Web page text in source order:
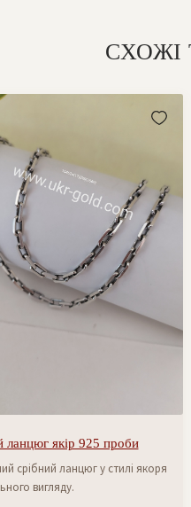
СХОЖІ
ланцюг якір 925 проби
срібний ланцюг у стилі якоря
вигляду.